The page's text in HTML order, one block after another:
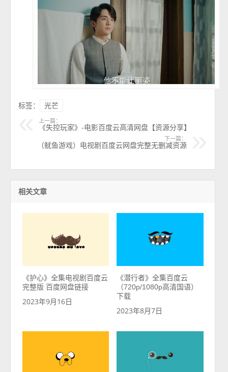
标签： 光芒
上一篇：
《失控玩家》-电影百度云高清网盘【资源分享】
下一篇：
（鱿鱼游戏）电视剧百度云网盘完整无删减资源
相关文章
《护心》全集电视剧百度云
完整版 百度网盘链接
2023年9月16日
《潜行者》全集百度云
（720p/1080p高清国语）
下载
2023年8月7日